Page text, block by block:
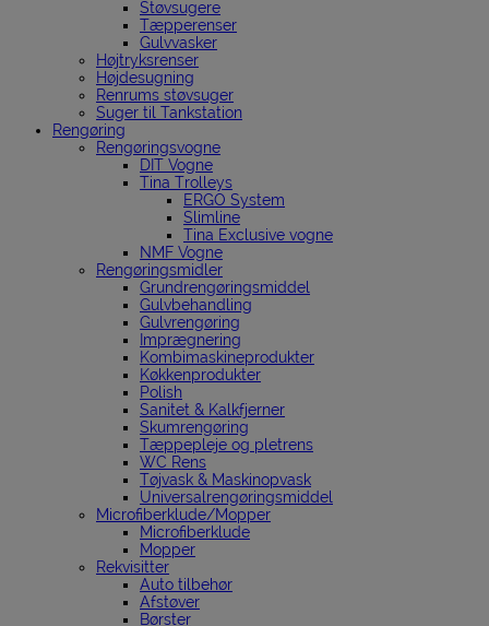
Støvsugere
Tæpperenser
Gulvvasker
Højtryksrenser
Højdesugning
Renrums støvsuger
Suger til Tankstation
Rengøring
Rengøringsvogne
DIT Vogne
Tina Trolleys
ERGO System
Slimline
Tina Exclusive vogne
NMF Vogne
Rengøringsmidler
Grundrengøringsmiddel
Gulvbehandling
Gulvrengøring
Imprægnering
Kombimaskineprodukter
Køkkenprodukter
Polish
Sanitet & Kalkfjerner
Skumrengøring
Tæppepleje og pletrens
WC Rens
Tøjvask & Maskinopvask
Universalrengøringsmiddel
Microfiberklude/Mopper
Microfiberklude
Mopper
Rekvisitter
Auto tilbehør
Afstøver
Børster